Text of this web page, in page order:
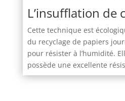
L’insufflation de
Cette technique est
du recyclage de papiers
pour résister à l’humidité.
possède une excellente